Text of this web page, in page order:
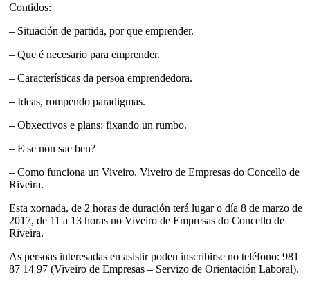
Contidos:
– Situación de partida, por que emprender.
– Que é necesario para emprender.
– Características da persoa emprendedora.
– Ideas, rompendo paradigmas.
– Obxectivos e plans: fixando un rumbo.
– E se non sae ben?
– Como funciona un Viveiro. Viveiro de Empresas do Concello de
Riveira.
Esta xornada, de 2 horas de duración terá lugar o día 8 de marzo de
2017, de 11 a 13 horas no Viveiro de Empresas do Concello de
Riveira.
As persoas interesadas en asistir poden inscribirse no teléfono: 981
87 14 97 (Viveiro de Empresas – Servizo de Orientación Laboral).